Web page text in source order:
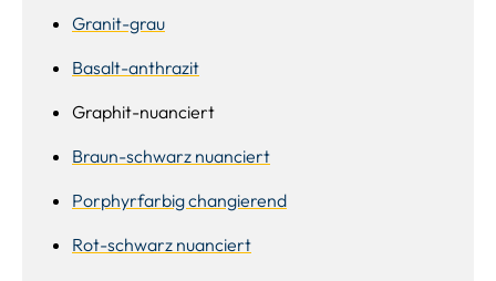
Granit-grau
Basalt-anthrazit
Graphit-nuanciert
Braun-schwarz nuanciert
Porphyrfarbig changierend
Rot-schwarz nuanciert